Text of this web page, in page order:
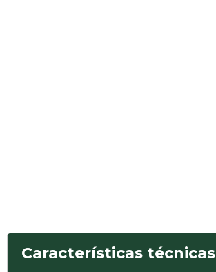
Características técnicas